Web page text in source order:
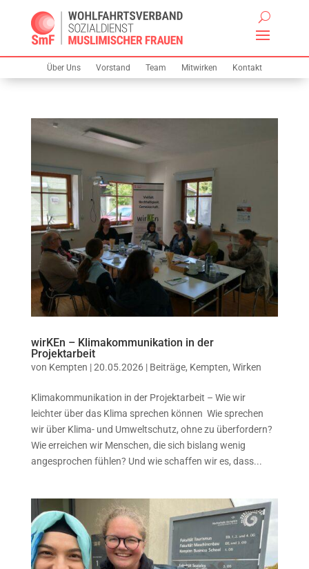
Über Uns Vorstand Team Mitwirken Kontakt
wirKEn – Klimakommunikation in der
Projektarbeit
von Kempten |20.05.2026| Beiträge, Kempten, Wirken
Klimakommunikation in der Projektarbeit – Wie wir
leichter über das Klima sprechen können Wie sprechen
wir über Klima- und Umweltschutz, ohne zu überfordern?
Wie erreichen wir Menschen, die sich bislang wenig
angesprochen fühlen? Und wie schaffen wir es, dass...